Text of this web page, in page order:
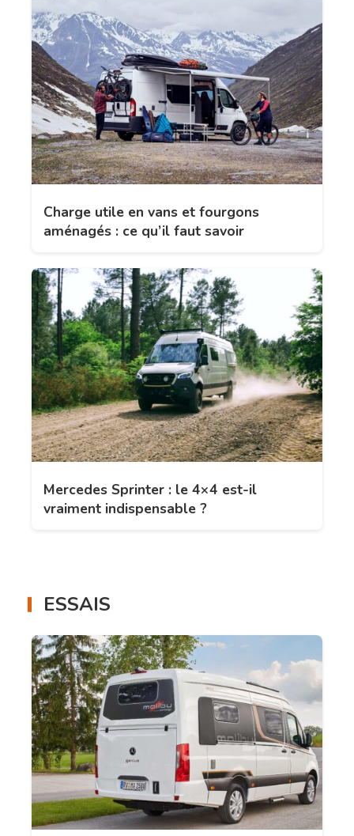
Charge utile en vans et fourgons
aménagés : ce qu’il faut savoir
Mercedes Sprinter : le 4×4 est-il
vraiment indispensable ?
ESSAIS